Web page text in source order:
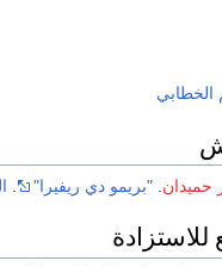
الخطابي
حميدان "بريمو دي ريفيرا"
للاستزادة